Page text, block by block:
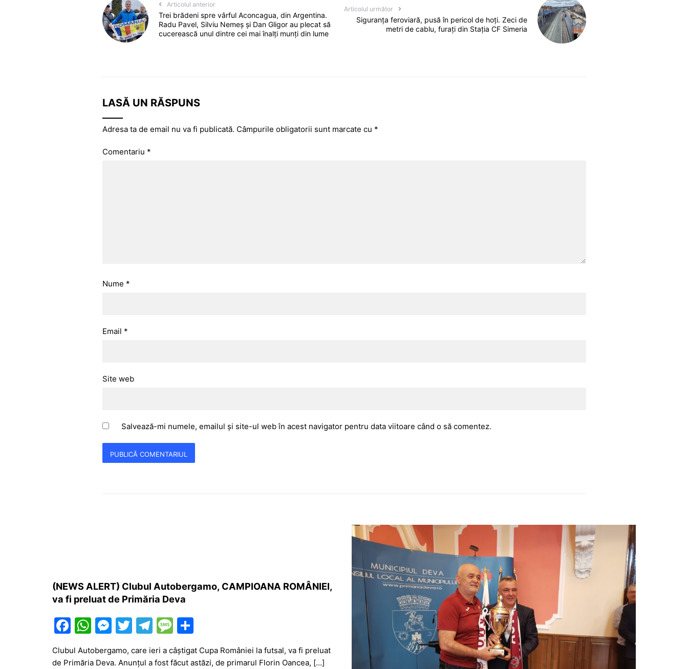
Articolul anterior
Trei brădeni spre vârful Aconcagua, din Argentina.
Radu Pavel, Silviu Nemeș și Dan Gligor au plecat să
cucerească unul dintre cei mai înalți munți din lume
Articolul următor
Siguranța feroviară, pusă în pericol de hoți. Zeci de
metri de cablu, furați din Stația CF Simeria
LASĂ UN RĂSPUNS
Adresa ta de email nu va fi publicată. Câmpurile obligatorii sunt marcate cu *
Comentariu *
Nume *
Email *
Site web
Salvează-mi numele, emailul și site-ul web în acest navigator pentru data viitoare când o să comentez.
(NEWS ALERT) Clubul Autobergamo, CAMPIOANA ROMÂNIEI,
va fi preluat de Primăria Deva
F
c
W
at
M
s
T
itt
T
el
e
M
e
s
ta
Clubul Autobergamo, care ieri a câștigat Cupa României la futsal, va fi preluat
de Primăria Deva. Anunțul a fost făcut astăzi, de primarul Florin Oancea, […]